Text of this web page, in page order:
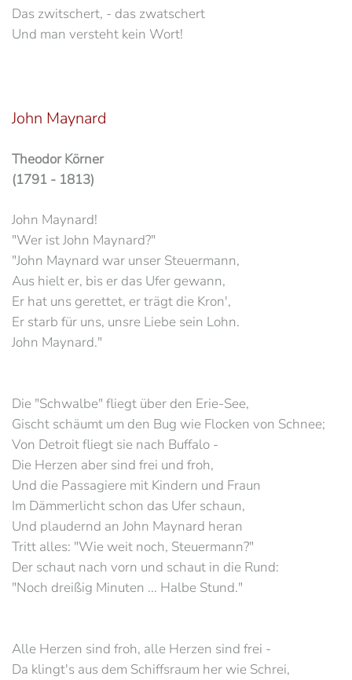
Das zwitschert, - das zwatschert
Und man versteht kein Wort!
John Maynard
Theodor Körner
(1791 - 1813)
John Maynard!
"Wer ist John Maynard?"
"John Maynard war unser Steuermann,
Aus hielt er, bis er das Ufer gewann,
Er hat uns gerettet, er trägt die Kron',
Er starb für uns, unsre Liebe sein Lohn.
John Maynard."
Die "Schwalbe" fliegt über den Erie-See,
Gischt schäumt um den Bug wie Flocken von Schnee;
Von Detroit fliegt sie nach Buffalo -
Die Herzen aber sind frei und froh,
Und die Passagiere mit Kindern und Fraun
Im Dämmerlicht schon das Ufer schaun,
Und plaudernd an John Maynard heran
Tritt alles: "Wie weit noch, Steuermann?"
Der schaut nach vorn und schaut in die Rund:
"Noch dreißig Minuten ... Halbe Stund."
Alle Herzen sind froh, alle Herzen sind frei -
Da klingt's aus dem Schiffsraum her wie Schrei,